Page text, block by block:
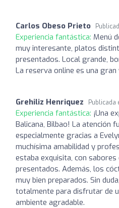
Carlos Obeso Prieto
Experiencia fantástica: Menú
muy interesante, platos
presentados. Local grande,
La reserva online es una gran
Grehiliz Henriquez Publicada
Experiencia fantástica: ¡Una
Balicana, Bilbao! La atención
especialmente gracias a
muchísima amabilidad y
estaba exquisita, con sabores
presentados. Además, los
muy bien preparados. Sin
totalmente para disfrutar de
ambiente agradable.